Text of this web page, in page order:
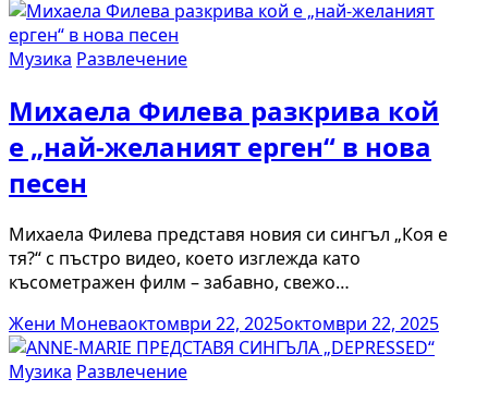
Музика Развлечение
Михаела Филева разкрива кой
е „най-желаният ерген“ в нова
песен
Михаела Филева представя новия си сингъл „Коя е
тя?“ с пъстро видео, което изглежда като
късометражен филм – забавно, свежо…
Жени Моневаоктомври 22, 2025октомври 22, 2025
Музика Развлечение